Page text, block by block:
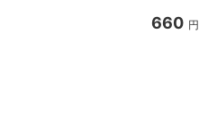
660 円